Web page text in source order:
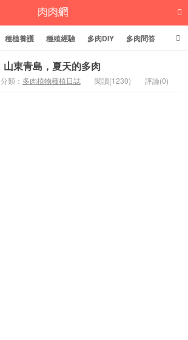
種植養護 種殖經驗 多肉DIY 多肉問答
山東青島，夏天的多肉
分類： 多肉植物種植日誌 閱讀(1230) 評論(0)